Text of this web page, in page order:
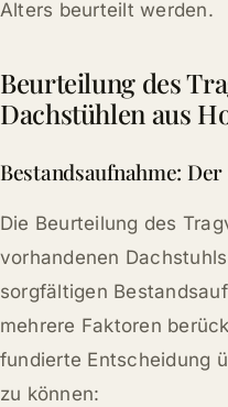
Alters beurteilt werden.
Beurteilung des
Dachstühlen aus
Bestandsaufnahme:
Die Beurteilung des
vorhandenen
sorgfältigen
mehrere Faktoren
fundierte Entscheidung
zu können: